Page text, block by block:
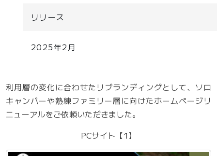
リリース
2025年2月
利用層の変化に合わせたリブランディングとして、ソロ
キャンパーや熟練ファミリー層に向けたホームページリ
ニューアルをご依頼いただきました。
PCサイト【1】